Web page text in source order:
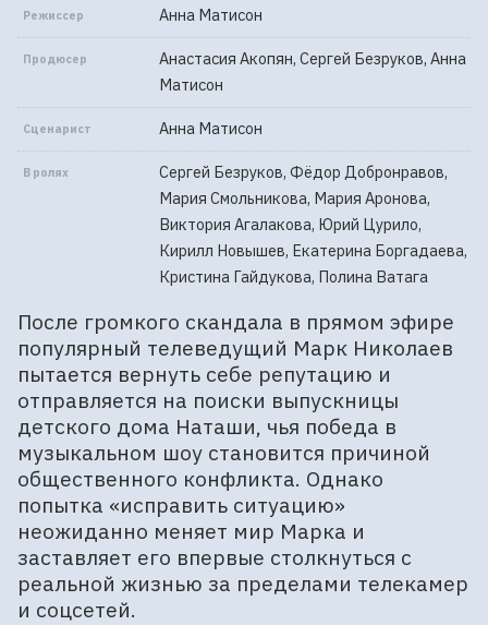
Режиссер Анна Матисон
Продюсер
Анастасия Акопян, Сергей Безруков, Анна
Матисон
Сценарист Анна Матисон
В ролях
Сергей Безруков, Фёдор Добронравов,
Мария Смольникова, Мария Аронова,
Виктория Агалакова, Юрий Цурило,
Кирилл Новышев, Екатерина Боргадаева,
Кристина Гайдукова, Полина Ватага
После громкого скандала в прямом эфире
популярный телеведущий Марк Николаев
пытается вернуть себе репутацию и
отправляется на поиски выпускницы
детского дома Наташи, чья победа в
музыкальном шоу становится причиной
общественного конфликта. Однако
попытка «исправить ситуацию»
неожиданно меняет мир Марка и
заставляет его впервые столкнуться с
реальной жизнью за пределами телекамер
и соцсетей.